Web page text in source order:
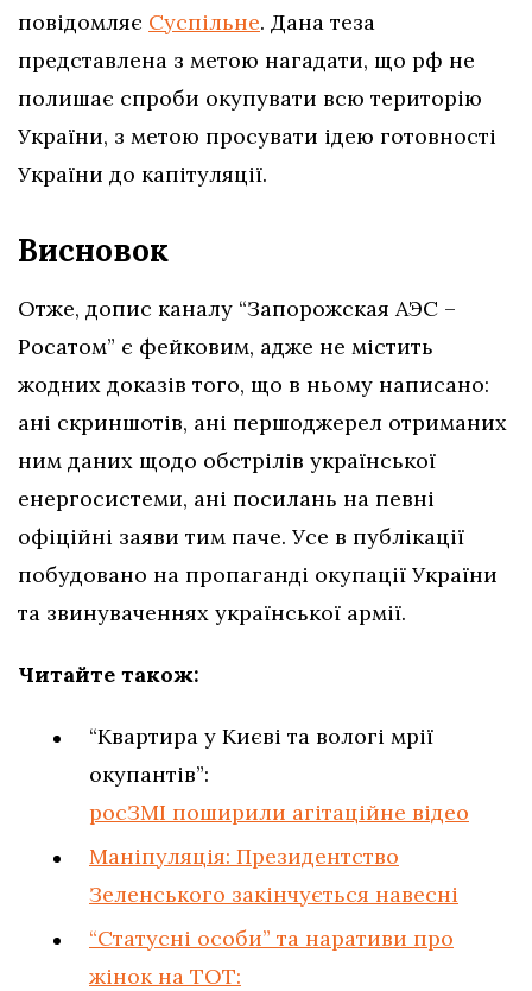
повідомляє Суспільне. Дана теза
представлена з метою нагадати, що рф не
полишає спроби окупувати всю територію
України, з метою просувати ідею готовності
України до капітуляції.
Висновок
Отже, допис каналу “Запорожская АЭС –
Росатом” є фейковим, адже не містить
жодних доказів того, що в ньому написано:
ані скриншотів, ані першоджерел отриманих
ним даних щодо обстрілів української
енергосистеми, ані посилань на певні
офіційні заяви тим паче. Усе в публікації
побудовано на пропаганді окупації України
та звинуваченнях української армії.
Читайте також:
“Квартира у Києві та вологі мрії
окупантів”:
росЗМІ поширили агітаційне відео
Маніпуляція: Президентство
Зеленського закінчується навесні
“Статусні особи” та наративи про
жінок на ТОТ: